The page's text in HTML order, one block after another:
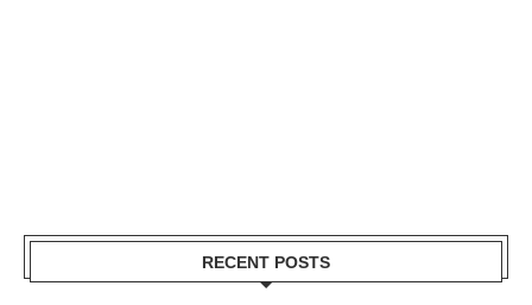
RECENT POSTS